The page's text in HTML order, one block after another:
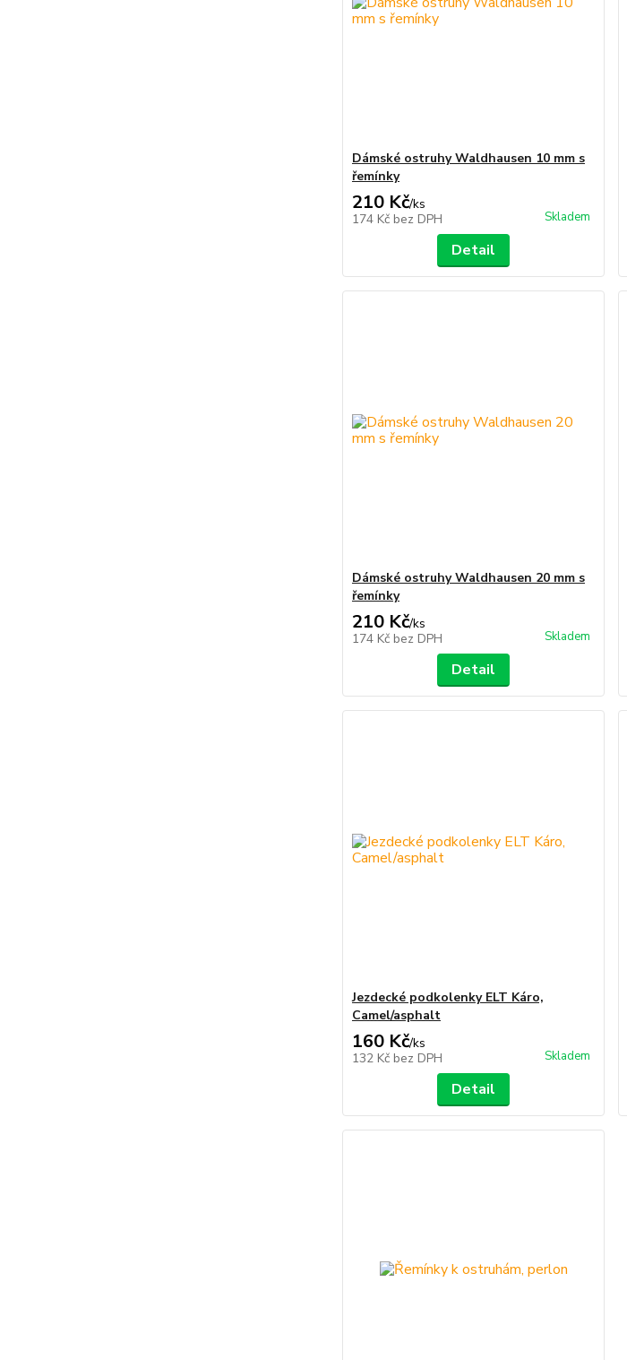
Dámské ostruhy Waldhausen 10 mm s
řemínky
210 Kč/ks
174 Kč bez DPH Skladem
Detail
Dámské ostruhy Waldhausen 20 mm s
řemínky
210 Kč/ks
174 Kč bez DPH Skladem
Detail
Jezdecké podkolenky ELT Káro,
Camel/asphalt
160 Kč/ks
132 Kč bez DPH Skladem
Detail